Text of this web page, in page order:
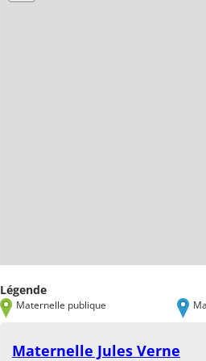
Légende
Maternelle publique
Maternelle Jules Verne